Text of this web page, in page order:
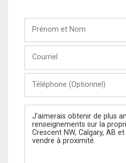
Nom
(Optionnel)
Message